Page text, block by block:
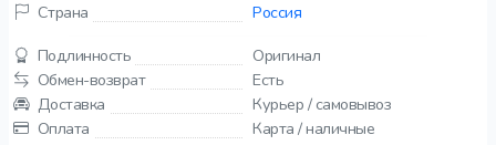
Страна
Россия
Подлинность
Оригинал
Обмен-возврат
Есть
Доставка
Курьер / самовывоз
Оплата
Карта / наличные